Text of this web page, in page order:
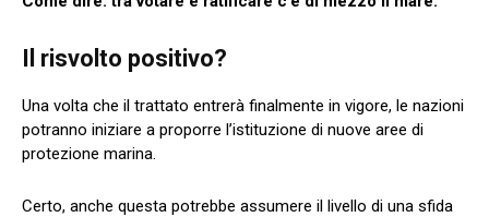
Il risvolto positivo?
Una volta che il trattato entrerà finalmente in vigore, le nazioni
potranno iniziare a proporre l’istituzione di nuove aree di
protezione marina.
Certo, anche questa potrebbe assumere il livello di una sfida